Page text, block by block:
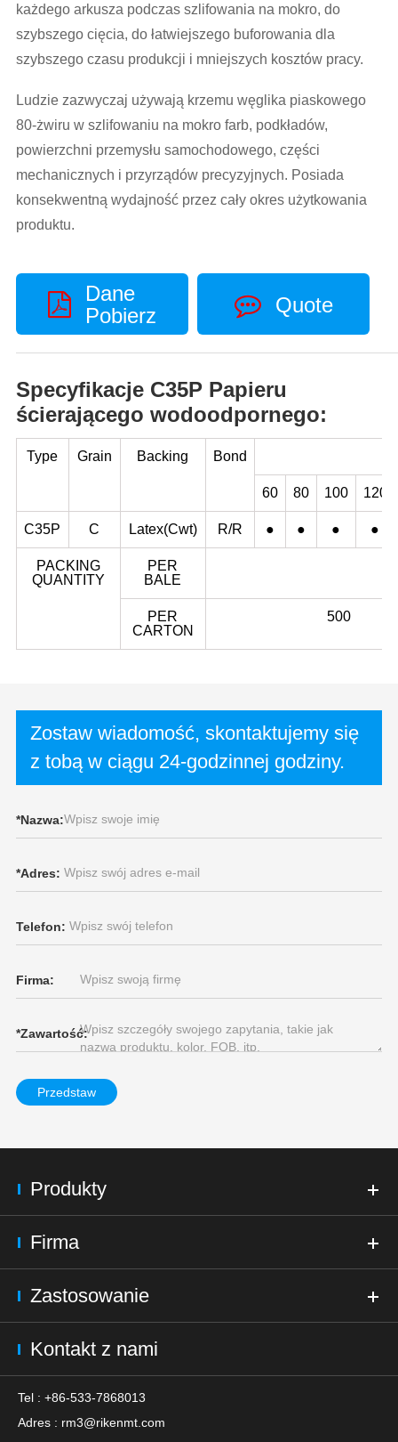
każdego arkusza podczas szlifowania na mokro, do
szybszego cięcia, do łatwiejszego buforowania dla
szybszego czasu produkcji i mniejszych kosztów pracy.
Ludzie zazwyczaj używają krzemu węglika piaskowego
80-żwiru w szlifowaniu na mokro farb, podkładów,
powierzchni przemysłu samochodowego, części
mechanicznych i przyrządów precyzyjnych. Posiada
konsekwentną wydajność przez cały okres użytkowania
produktu.
Dane
Pobierz
Quote
Specyfikacje C35P Papieru
ścierającego wodoodpornego:
Type Grain Backing Bond
60 80 100 120
C35P C Latex(Cwt) R/R ● ● ● ●
PACKING
QUANTITY
PER
BALE
PER
CARTON
500
Zostaw wiadomość, skontaktujemy się
z tobą w ciągu 24-godzinnej godziny.
*Nazwa:
*Adres:
Telefon:
Firma:
*Zawartość:
Przedstaw
Produkty
Firma
Zastosowanie
Kontakt z nami
Tel : +86-533-7868013
Adres : rm3@rikenmt.com